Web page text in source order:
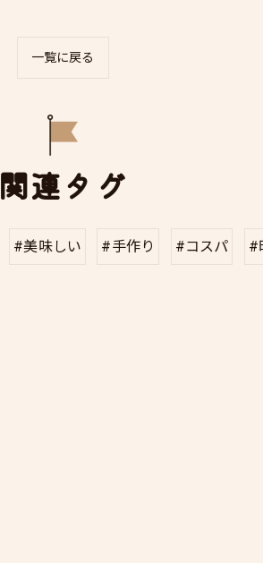
一覧に戻る
関連タグ
#美味しい #手作り #コスパ #